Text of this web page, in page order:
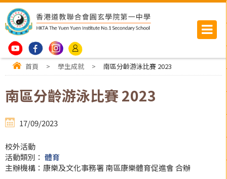
首頁 > 學生成就 > 南區分齡游泳比賽 2023
南區分齡游泳比賽 2023
17/09/2023
校外活動
活動類別： 體育
主辦機構：康樂及文化事務署 南區康樂體育促進會 合辦